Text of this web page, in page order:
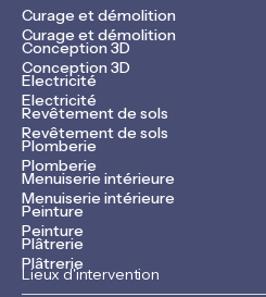
Curage et démolition
Curage et démolition
Conception 3D
Conception 3D
Electricité
Electricité
Revêtement de sols
Revêtement de sols
Plomberie
Plomberie
Menuiserie intérieure
Menuiserie intérieure
Peinture
Peinture
Plâtrerie
Plâtrerie
Lieux d'intervention